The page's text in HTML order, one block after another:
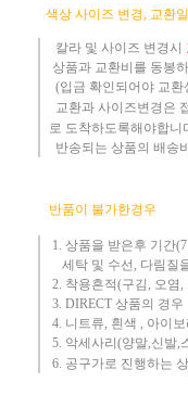
색상 사이즈 변경, 교환
칼라 및 사이즈 변경시
상품과 교환비를 동봉
(입금 확인되어야 교
교환과 사이즈변경은
로 도착하도록해야합니
반송되는 상품의 배송
반품이 불가한경우
1. 상품을 받은후 기간
세탁 및 수선, 다림질
2. 착용흔적(구김, 오염
3. DIRECT 상품의 경우
4. 니트류, 흰색 , 아이
​5. 악세사리(양말,신발,
6. 공구가로 진행하는